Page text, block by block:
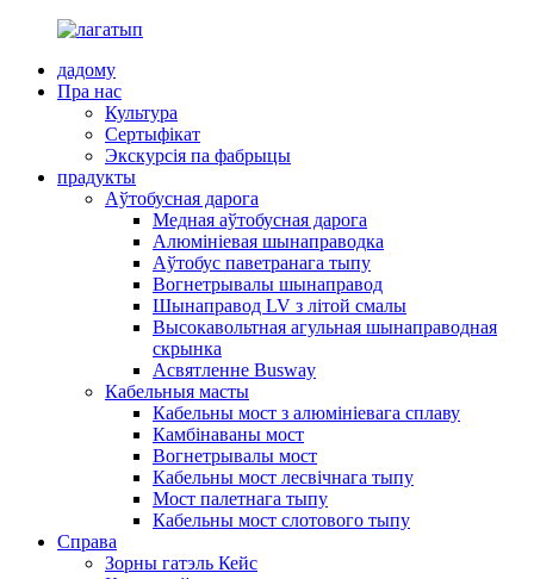
дадому
Пра нас
Культура
Сертыфікат
Экскурсія па фабрыцы
прадукты
Аўтобусная дарога
Медная аўтобусная дарога
Алюмініевая шынаправодка
Аўтобус паветранага тыпу
Вогнетрывалы шынаправод
Шынаправод LV з літой смалы
Высокавольтная агульная шынаправодная
скрынка
Асвятленне Busway
Кабельныя масты
Кабельны мост з алюмініевага сплаву
Камбінаваны мост
Вогнетрывалы мост
Кабельны мост лесвічнага тыпу
Мост палетнага тыпу
Кабельны мост слотового тыпу
Справа
Зорны гатэль Кейс